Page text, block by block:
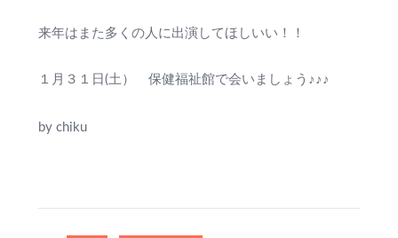
来年はまた多くの人に出演してほしいい！！
１月３１日(土） 保健福祉館で会いましょう♪♪♪
by chiku